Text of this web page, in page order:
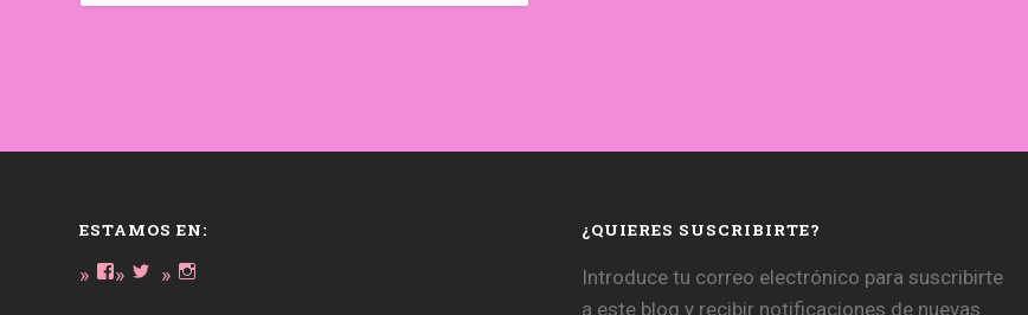
ESTAMOS EN:
Ver
Ver
Ver
¿QUIERES SUSCRIBIRTE?
Introduce tu correo electrónico para suscribirte
a este blog y recibir notificaciones de nuevas